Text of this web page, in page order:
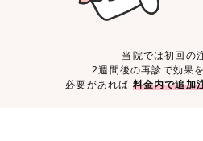
当院では初回の
2週間後の再診で効果
必要があれば 料金内で追加